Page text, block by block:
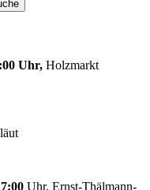
Uhr, Holzmarkt
Uhr, Ernst-Thälmann-